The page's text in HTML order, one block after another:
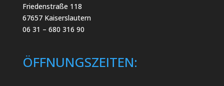
Friedenstraße 118
67657 Kaiserslautern
06 31 – 680 316 90
ÖFFNUNGSZEITEN: